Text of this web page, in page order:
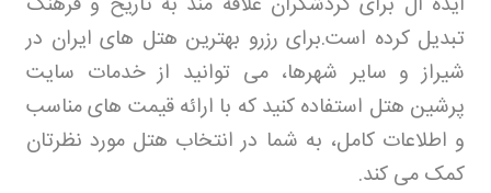
تبدیل کرده است.برای رزرو بهترین هتل های ایران در
شیراز و سایر شهرها، می توانید از خدمات سایت
پرشین هتل استفاده کنید که با ارائه قیمت های مناسب
و اطلاعات کامل، به شما در انتخاب هتل مورد نظرتان
کمک می کند.